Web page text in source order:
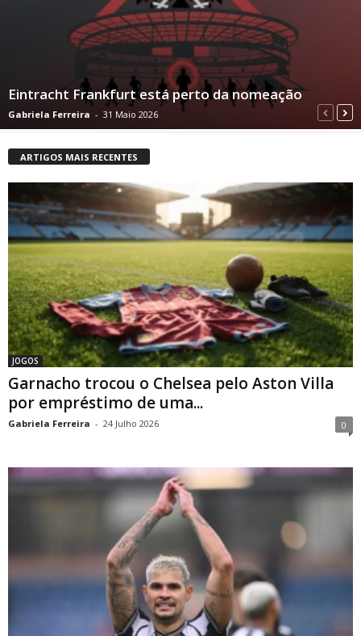
Eintracht Frankfurt está perto da nomeação
Gabriela Ferreira - 31 Maio 2026
ARTIGOS MAIS RECENTES
JOGOS
Garnacho trocou o Chelsea pelo Aston Villa
por empréstimo de uma...
Gabriela Ferreira - 24 Julho 2026 0